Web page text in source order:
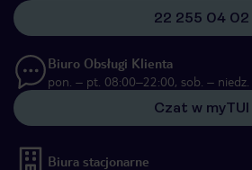
22 255 04 02
Biuro Obsługi Klienta
pon. – pt. 08:00–22:00, sob. –
Czat w myTUI
Biura stacjonarne